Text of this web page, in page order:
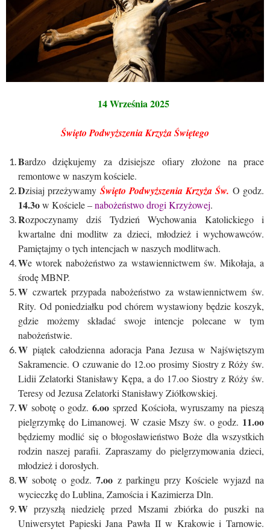
14 Września 2025
Święto Podwyższenia Krzyża Świętego
Bardzo dziękujemy za dzisiejsze ofiary złożone na prace
remontowe w naszym kościele.
Dzisiaj przeżywamy Święto Podwyższenia Krzyża Św. O godz.
14.3ow Kościele –nabożeństwo drogi Krzyżowej.
Rozpoczynamy dziś Tydzień Wychowania Katolickiego i
kwartalne dni modlitw za dzieci, młodzież i wychowawców.
Pamiętajmy o tych intencjach w naszych modlitwach.
We wtorek nabożeństwo za wstawiennictwem św. Mikołaja, a
środę MBNP.
W czwartek przypada nabożeństwo za wstawiennictwem św.
Rity. Od poniedziałku pod chórem wystawiony będzie koszyk,
gdzie możemy składać swoje intencje polecane w tym
nabożeństwie.
W piątek całodzienna adoracja Pana Jezusa w Najświętszym
Sakramencie. O czuwanie do 12.oo prosimy Siostry z Róży św.
Lidii Zelatorki Stanisławy Kępa, a do 17.oo Siostry z Róży św.
Teresy od Jezusa Zelatorki Stanisławy Ziółkowskiej.
W sobotę o godz.6.oo sprzed Kościoła, wyruszamy na pieszą
pielgrzymkę do Limanowej. W czasie Mszy św. o godz. 11.oo
będziemy modlić się o błogosławieństwo Boże dla wszystkich
rodzin naszej parafii. Zapraszamy do pielgrzymowania dzieci,
młodzież i dorosłych.
W sobotę o godz.7.oo z parkingu przy Kościele wyjazd na
wycieczkę do Lublina, Zamościa i Kazimierza Dln.
W przyszłą niedzielę przed Mszami zbiórka do puszki na
Uniwersytet Papieski Jana Pawła II w Krakowie i Tarnowie.